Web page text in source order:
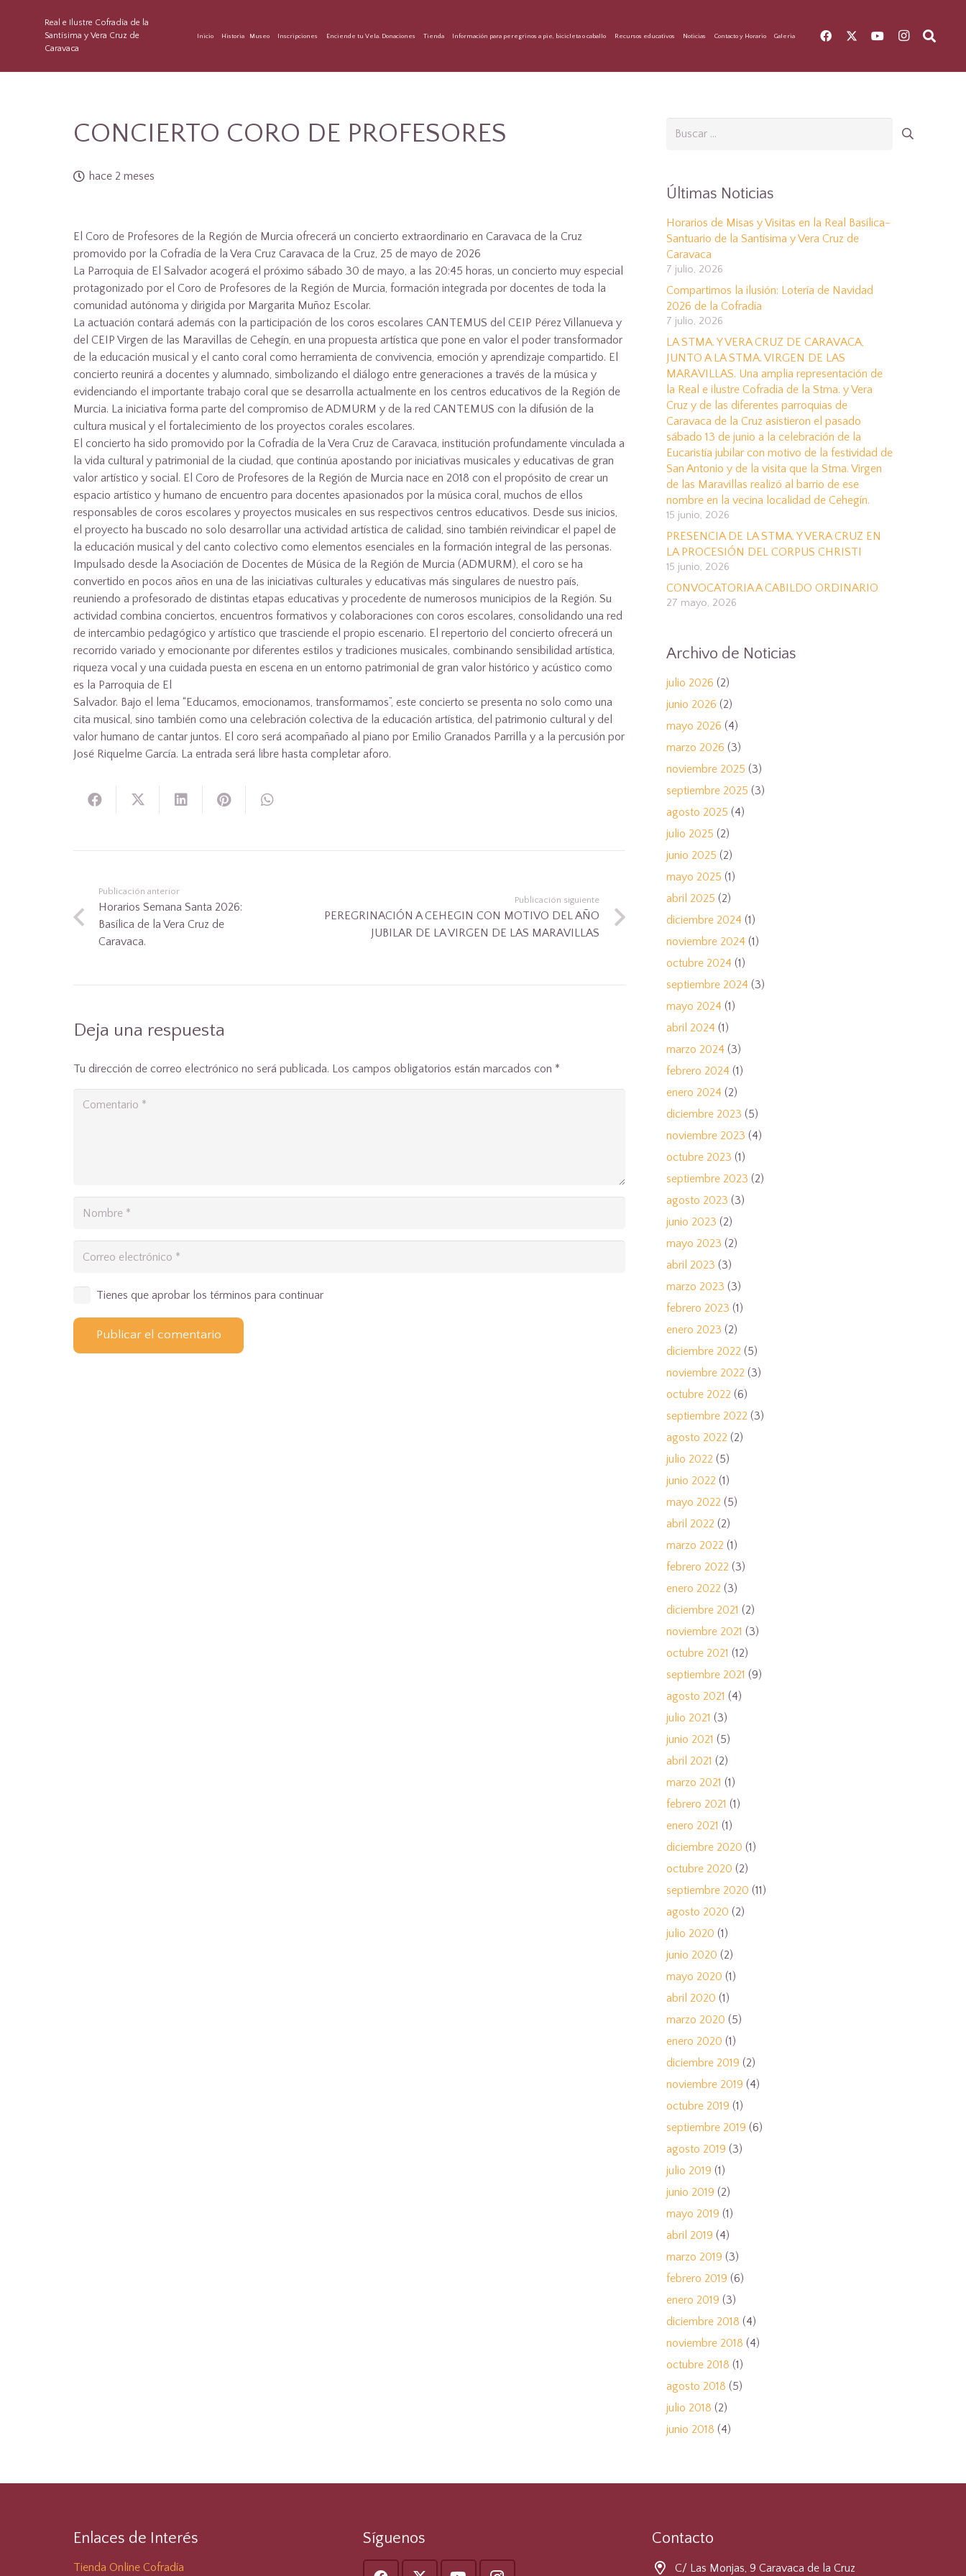
Real e Ilustre Cofradía de la
Santísima y Vera Cruz de
Caravaca
Inicio Historia Museo Inscripciones Enciende tu Vela. Donaciones Tienda Información para peregrinos a pie, bicicleta o caballo Recursos educativos Noticias Contacto y Horario Galeria
CONCIERTO CORO DE PROFESORES
hace 2 meses
El Coro de Profesores de la Región de Murcia ofrecerá un concierto extraordinario en Caravaca de la Cruz
promovido por la Cofradía de la Vera Cruz Caravaca de la Cruz, 25 de mayo de 2026
La Parroquia de El Salvador acogerá el próximo sábado 30 de mayo, a las 20:45 horas, un concierto muy especial
protagonizado por el Coro de Profesores de la Región de Murcia, formación integrada por docentes de toda la
comunidad autónoma y dirigida por Margarita Muñoz Escolar.
La actuación contará además con la participación de los coros escolares CANTEMUS del CEIP Pérez Villanueva y
del CEIP Virgen de las Maravillas de Cehegín, en una propuesta artística que pone en valor el poder transformador
de la educación musical y el canto coral como herramienta de convivencia, emoción y aprendizaje compartido. El
concierto reunirá a docentes y alumnado, simbolizando el diálogo entre generaciones a través de la música y
evidenciando el importante trabajo coral que se desarrolla actualmente en los centros educativos de la Región de
Murcia. La iniciativa forma parte del compromiso de ADMURM y de la red CANTEMUS con la difusión de la
cultura musical y el fortalecimiento de los proyectos corales escolares.
El concierto ha sido promovido por la Cofradía de la Vera Cruz de Caravaca, institución profundamente vinculada a
la vida cultural y patrimonial de la ciudad, que continúa apostando por iniciativas musicales y educativas de gran
valor artístico y social. El Coro de Profesores de la Región de Murcia nace en 2018 con el propósito de crear un
espacio artístico y humano de encuentro para docentes apasionados por la música coral, muchos de ellos
responsables de coros escolares y proyectos musicales en sus respectivos centros educativos. Desde sus inicios,
el proyecto ha buscado no solo desarrollar una actividad artística de calidad, sino también reivindicar el papel de
la educación musical y del canto colectivo como elementos esenciales en la formación integral de las personas.
Impulsado desde la Asociación de Docentes de Música de la Región de Murcia (ADMURM), el coro se ha
convertido en pocos años en una de las iniciativas culturales y educativas más singulares de nuestro país,
reuniendo a profesorado de distintas etapas educativas y procedente de numerosos municipios de la Región. Su
actividad combina conciertos, encuentros formativos y colaboraciones con coros escolares, consolidando una red
de intercambio pedagógico y artístico que trasciende el propio escenario. El repertorio del concierto ofrecerá un
recorrido variado y emocionante por diferentes estilos y tradiciones musicales, combinando sensibilidad artística,
riqueza vocal y una cuidada puesta en escena en un entorno patrimonial de gran valor histórico y acústico como
es la Parroquia de El
Salvador. Bajo el lema “Educamos, emocionamos, transformamos”, este concierto se presenta no solo como una
cita musical, sino también como una celebración colectiva de la educación artística, del patrimonio cultural y del
valor humano de cantar juntos. El coro será acompañado al piano por Emilio Granados Parrilla y a la percusión por
José Riquelme García. La entrada será libre hasta completar aforo.
Publicación anterior
Horarios Semana Santa 2026:
Basílica de la Vera Cruz de
Caravaca.
Publicación siguiente
PEREGRINACIÓN A CEHEGIN CON MOTIVO DEL AÑO
JUBILAR DE LA VIRGEN DE LAS MARAVILLAS
Deja una respuesta
Tu dirección de correo electrónico no será publicada. Los campos obligatorios están marcados con *
Tienes que aprobar los términos para continuar
Publicar el comentario
Últimas Noticias
Horarios de Misas y Visitas en la Real Basílica-
Santuario de la Santísima y Vera Cruz de
Caravaca
7 julio, 2026
Compartimos la ilusión: Lotería de Navidad
2026 de la Cofradía
7 julio, 2026
LA STMA. Y VERA CRUZ DE CARAVACA,
JUNTO A LA STMA. VIRGEN DE LAS
MARAVILLAS. Una amplia representación de
la Real e ilustre Cofradia de la Stma. y Vera
Cruz y de las diferentes parroquias de
Caravaca de la Cruz asistieron el pasado
sábado 13 de junio a la celebración de la
Eucaristía jubilar con motivo de la festividad de
San Antonio y de la visita que la Stma. Virgen
de las Maravillas realizó al barrio de ese
nombre en la vecina localidad de Cehegín.
15 junio, 2026
PRESENCIA DE LA STMA. Y VERA CRUZ EN
LA PROCESIÓN DEL CORPUS CHRISTI
15 junio, 2026
CONVOCATORIA A CABILDO ORDINARIO
27 mayo, 2026
Archivo de Noticias
julio 2026 (2)
junio 2026 (2)
mayo 2026 (4)
marzo 2026 (3)
noviembre 2025 (3)
septiembre 2025 (3)
agosto 2025 (4)
julio 2025 (2)
junio 2025 (2)
mayo 2025 (1)
abril 2025 (2)
diciembre 2024 (1)
noviembre 2024 (1)
octubre 2024 (1)
septiembre 2024 (3)
mayo 2024 (1)
abril 2024 (1)
marzo 2024 (3)
febrero 2024 (1)
enero 2024 (2)
diciembre 2023 (5)
noviembre 2023 (4)
octubre 2023 (1)
septiembre 2023 (2)
agosto 2023 (3)
junio 2023 (2)
mayo 2023 (2)
abril 2023 (3)
marzo 2023 (3)
febrero 2023 (1)
enero 2023 (2)
diciembre 2022 (5)
noviembre 2022 (3)
octubre 2022 (6)
septiembre 2022 (3)
agosto 2022 (2)
julio 2022 (5)
junio 2022 (1)
mayo 2022 (5)
abril 2022 (2)
marzo 2022 (1)
febrero 2022 (3)
enero 2022 (3)
diciembre 2021 (2)
noviembre 2021 (3)
octubre 2021 (12)
septiembre 2021 (9)
agosto 2021 (4)
julio 2021 (3)
junio 2021 (5)
abril 2021 (2)
marzo 2021 (1)
febrero 2021 (1)
enero 2021 (1)
diciembre 2020 (1)
octubre 2020 (2)
septiembre 2020 (11)
agosto 2020 (2)
julio 2020 (1)
junio 2020 (2)
mayo 2020 (1)
abril 2020 (1)
marzo 2020 (5)
enero 2020 (1)
diciembre 2019 (2)
noviembre 2019 (4)
octubre 2019 (1)
septiembre 2019 (6)
agosto 2019 (3)
julio 2019 (1)
junio 2019 (2)
mayo 2019 (1)
abril 2019 (4)
marzo 2019 (3)
febrero 2019 (6)
enero 2019 (3)
diciembre 2018 (4)
noviembre 2018 (4)
octubre 2018 (1)
agosto 2018 (5)
julio 2018 (2)
junio 2018 (4)
Enlaces de Interés
Tienda Online Cofradía
Síguenos Contacto
C/ Las Monjas, 9 Caravaca de la Cruz